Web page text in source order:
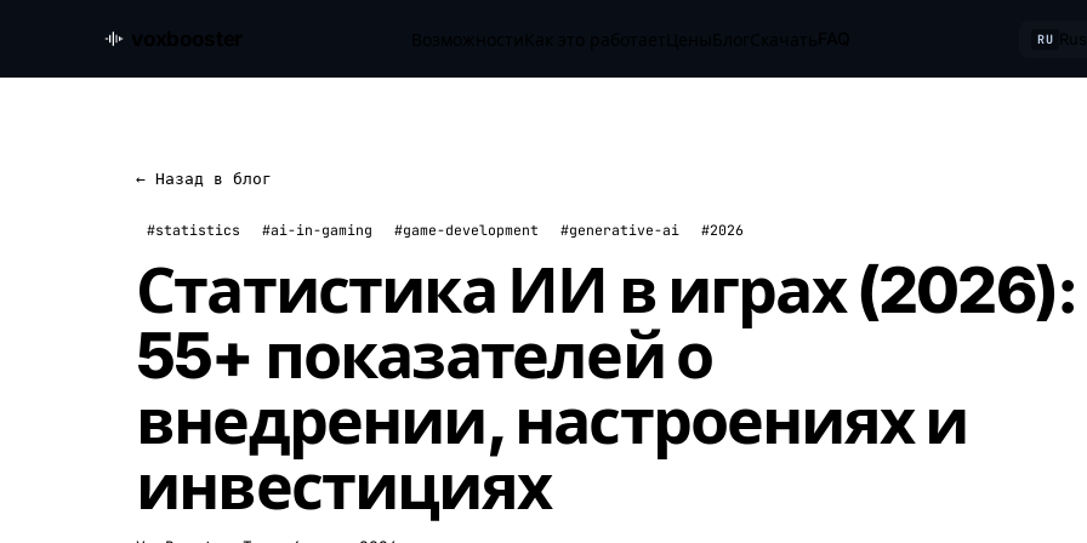
RU
← Назад в блог
#statistics #ai-in-gaming #game-development #generative-ai #2026
Статистика ИИ в играх (2026):
55+ показателей о
внедрении, настроениях и
инвестициях